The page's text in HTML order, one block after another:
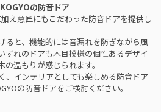
の防音ドア
え意匠にもこだわった防音ドアを提供し
ると、機能的には音漏れを防ぎながら風
ずれのドアも木目模様の個性あるデザイ
温もりが感じられます。
、インテリアとしても楽しめる防音ドア
の防音ドアをご検討ください。